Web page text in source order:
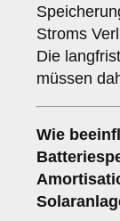
Stroms
Die
müssen
Wie